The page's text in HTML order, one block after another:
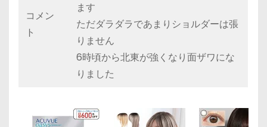
コメン
ト
ます
ただダラダラであまりショルダーは張
りません
6時頃から北東が強くなり面ザワにな
りました